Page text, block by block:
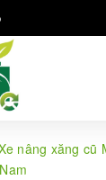
nâng xăng cũ